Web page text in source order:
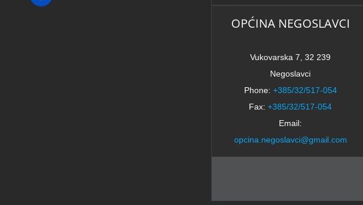
OPĆINA NEGOSLAVCI
Vukovarska 7, 32 239
Negoslavci
Phone: +385/32/517-054
Fax: +385/32/517-054
Email:
opcina.negoslavci@gmail.com